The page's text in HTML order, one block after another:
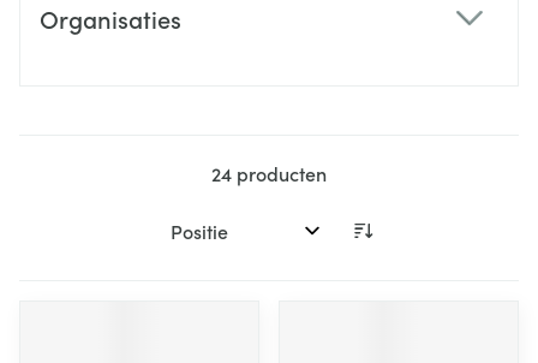
Organisaties
24 producten
Sorteer op: